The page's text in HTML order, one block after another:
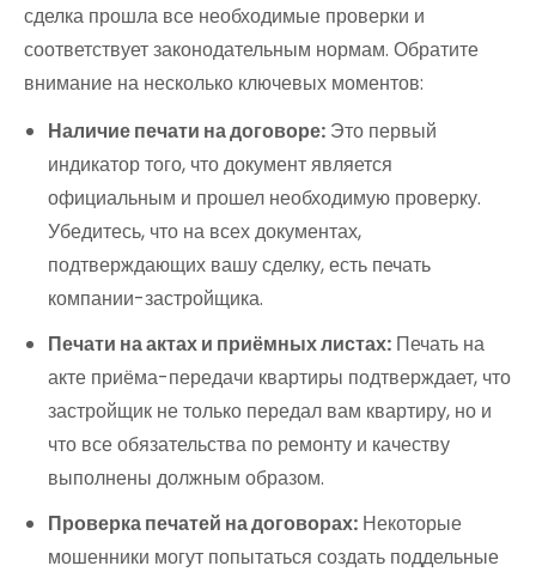
сделка прошла все необходимые проверки и
соответствует законодательным нормам. Обратите
внимание на несколько ключевых моментов:
Наличие печати на договоре: Это первый
индикатор того, что документ является
официальным и прошел необходимую проверку.
Убедитесь, что на всех документах,
подтверждающих вашу сделку, есть печать
компании-застройщика.
Печати на актах и приёмных листах: Печать на
акте приёма-передачи квартиры подтверждает, что
застройщик не только передал вам квартиру, но и
что все обязательства по ремонту и качеству
выполнены должным образом.
Проверка печатей на договорах: Некоторые
мошенники могут попытаться создать поддельные